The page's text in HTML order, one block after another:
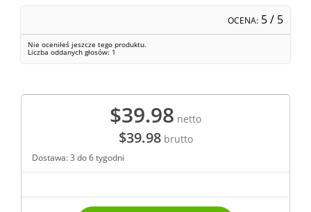
OCENA: 5/ 5
Nie oceniłeś jeszcze tego produktu.
Liczba oddanych głosów: 1
$39.98 netto
$39.98brutto
Dostawa: 3 do 6 tygodni